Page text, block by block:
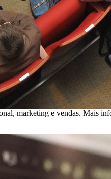
marketing e vendas. Mais